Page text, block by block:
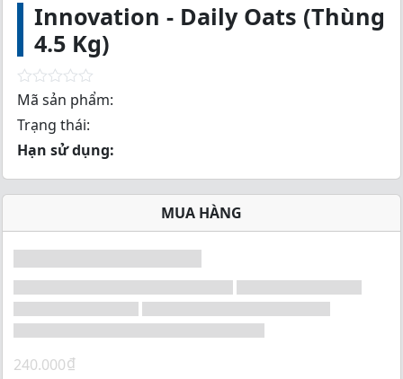
Innovation - Daily Oats (Thùng
4.5 Kg)
R
t
d
o
u
5
Mã sản phẩm:
Trạng thái:
Hạn sử dụng:
MUA HÀNG
240.000₫